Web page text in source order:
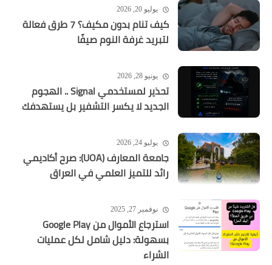
يوليو 20, 2026
كيف تنام بدون مكيف؟ 7 طرق فعالة
لتبريد غرفة النوم صيفًا
يونيو 28, 2026
تحذير لمستخدمي Signal .. الهجوم
الجديد لا يكسر التشفير بل يستهدفك
يوليو 24, 2026
جامعة المعارف (UOA): صرح أكاديمي
رائد للتميز العلمي في العراق
نوفمبر 27, 2025
استرجاع الأموال من Google Play
بسهولة: دليل شامل لكل عمليات
الشراء